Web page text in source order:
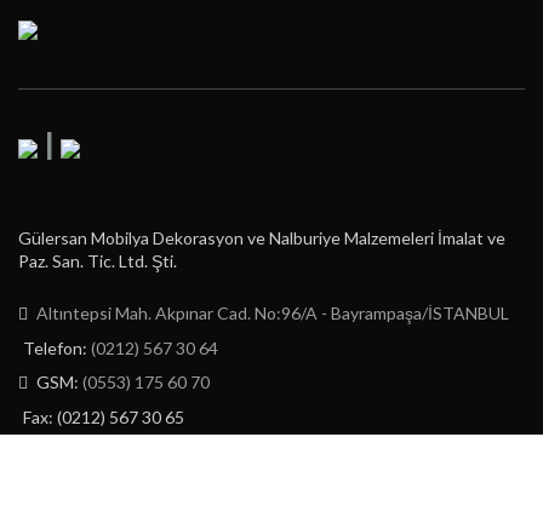
Gülersan Mobilya Dekorasyon ve Nalburiye Malzemeleri İmalat ve
Paz. San. Tic. Ltd. Şti.
Altıntepsi Mah. Akpınar Cad. No:96/A - Bayrampaşa/İSTANBUL
Telefon: (0212) 567 30 64
GSM: (0553) 175 60 70
Fax: (0212) 567 30 65